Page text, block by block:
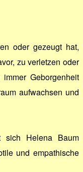
oder gezeugt hat,
zu verletzen oder
Geborgenheit
aufwachsen und
sich Helena Baum
und empathische